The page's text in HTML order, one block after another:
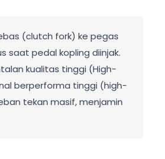
(clutch fork) ke pegas
saat pedal kopling diinjak.
kualitas tinggi (High-
berperforma tinggi (high-
tekan masif, menjamin